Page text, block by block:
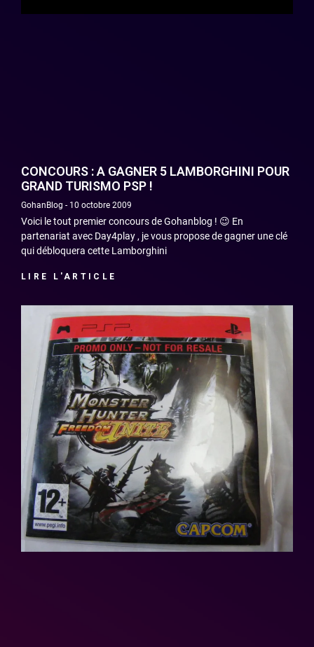
CONCOURS : A GAGNER 5 LAMBORGHINI POUR
GRAND TURISMO PSP !
GohanBlog 10 octobre 2009
Voici le tout premier concours de Gohanblog ! 😉 En
partenariat avec Day4play , je vous propose de gagner une clé
qui débloquera cette Lamborghini
LIRE L'ARTICLE